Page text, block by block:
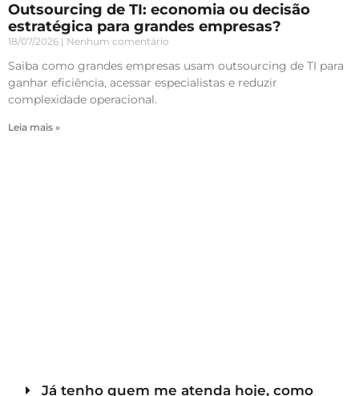
Outsourcing de TI: economia ou decisão
estratégica para grandes empresas?
18/07/2026 Nenhum comentário
Saiba como grandes empresas usam outsourcing de TI para
ganhar eficiência, acessar especialistas e reduzir
complexidade operacional.
Leia mais »
Já tenho quem me atenda hoje, como